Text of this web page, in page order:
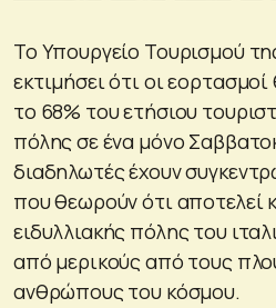
Το Υπουργείο Τουρισμού
εκτιμήσει ότι οι
το 68% του ετήσιου
πόλης σε ένα μόνο
διαδηλωτές έχουν
που θεωρούν ότι αποτελεί
ειδυλλιακής πόλης του
από μερικούς από τους
ανθρώπους του κόσμου.